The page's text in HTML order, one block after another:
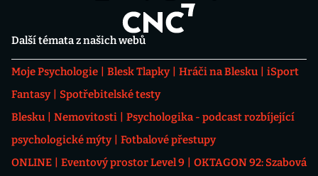
Další témata z našich webů
Moje Psychologie Blesk Tlapky Hráči na Blesku
iSport
Fantasy
Spotřebitelské testy
Blesku
Nemovitosti
Psychologika - podcast rozbíjející
psychologické mýty
Fotbalové přestupy
ONLINE
Eventový prostor Level 9
OKTAGON 92: Szabová